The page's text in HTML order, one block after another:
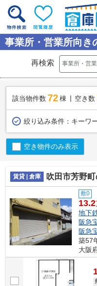
事業所・営業所向き
再検索
該当物件数 72棟 空き数
絞り込み条件： キーワ
空き物件のみ表示
賃貸 | 倉庫 吹田市芳野
敷0
13.2
地下
阪急
阪急
築57
大阪